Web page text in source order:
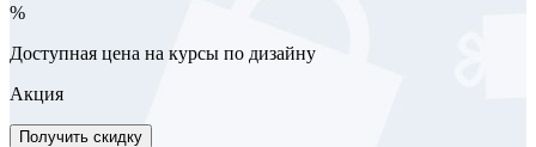
%
Доступная цена на курсы по дизайну
Акция
Получить скидку